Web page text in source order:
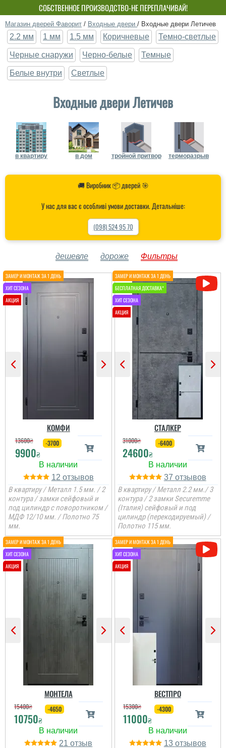
СОБСТВЕННОЕ ПРОИЗВОДСТВО-НЕ ПЕРЕПЛАЧИВАЙ!
Магазин дверей Фаворит / Входные двери / Входные двери Летичев
2.2 мм 1 мм 1.5 мм Коричневые Темно-светлые
Черные снаружи Черно-белые Темные
Белые внутри Светлые
Входные двери Летичев
в квартиру в дом тройной притвор терморазрыв
🚚 Виробник 📦 дверей 🎯
У нас для вас є особливі умови доставки. Детальніше:
(098) 524 95 70
дешевле дороже Фильтры
КОМФИ
13600₴
9900₴
-3700
12
В квартиру / Металл 1.5 мм. / 2
контура / замки сейфовый и
под цилиндр с поворотником /
МДФ 12/10 мм. / Полотно 75
мм.
СТАЛКЕР
31000₴
24600₴
-6400
37
В квартиру / Металл 2.2 мм./ 3
контура / 2 замки Securemme
(Італия) сейфовый и под
цилиндр (перекодируемый) /
Полотно 115 мм.
МОНТЕЛА
15400₴
10750₴
-4650
21
ВЕСТПРО
15300₴
11000₴
-4300
13